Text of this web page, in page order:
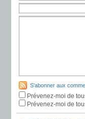
S'abonner aux
Prévenez-moi de
Prévenez-moi de